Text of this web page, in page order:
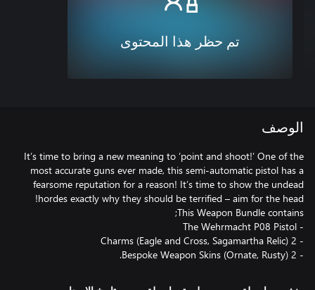
تم حظر هذا المحتوى
الوصف
It’s time to bring a new meaning to ‘point and shoot!’ One of the
most accurate guns ever made, this semi-automatic pistol has a
fearsome reputation for a reason! It’s time to show the undead
- 2 Bespoke Weapon Skins (Ornate, Rusty).